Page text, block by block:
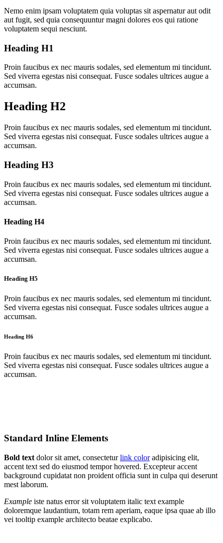
Nemo enim ipsam voluptatem quia voluptas sit aspernatur aut odit
aut fugit, sed quia consequuntur magni dolores eos qui ratione
voluptatem sequi nesciunt.
Heading H1
Proin faucibus ex nec mauris sodales, sed elementum mi tincidunt.
Sed viverra egestas nisi consequat. Fusce sodales ultrices augue a
accumsan.
Heading H2
Proin faucibus ex nec mauris sodales, sed elementum mi tincidunt.
Sed viverra egestas nisi consequat. Fusce sodales ultrices augue a
accumsan.
Heading H3
Proin faucibus ex nec mauris sodales, sed elementum mi tincidunt.
Sed viverra egestas nisi consequat. Fusce sodales ultrices augue a
accumsan.
Heading H4
Proin faucibus ex nec mauris sodales, sed elementum mi tincidunt.
Sed viverra egestas nisi consequat. Fusce sodales ultrices augue a
accumsan.
Heading H5
Proin faucibus ex nec mauris sodales, sed elementum mi tincidunt.
Sed viverra egestas nisi consequat. Fusce sodales ultrices augue a
accumsan.
Heading H6
Proin faucibus ex nec mauris sodales, sed elementum mi tincidunt.
Sed viverra egestas nisi consequat. Fusce sodales ultrices augue a
accumsan.
Standard Inline Elements
Bold text dolor sit amet, consecteturlink coloradipisicing elit,
accent text sed do eiusmod tempor hovered. Excepteuraccent
background cupidatat non proident officia sunt in culpa qui deserunt
mest laborum.
Example iste natus error sit voluptatem italic text example
doloremque laudantium, totam rem aperiam, eaque ipsa quae ab illo
vei tooltip example architecto beatae explicabo.